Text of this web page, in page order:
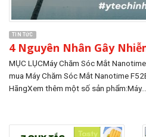
TIN TỨC
4 Nguyên Nhân Gây
MỤC LỤCMáy Chăm Sóc Mắt
mua Máy Chăm Sóc Mắt Nanotime
HãngXem thêm một số sản phẩm:Máy...